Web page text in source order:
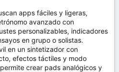
apps fáciles y ligeras,
avanzado con
personalizables, indicadores
en grupo o solistas.
en un sintetizador con
efectos táctiles y modo
permite crear pads analógicos y